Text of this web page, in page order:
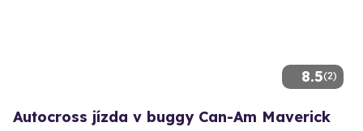
8.5(2)
Autocross jízda v buggy Can-Am Maverick